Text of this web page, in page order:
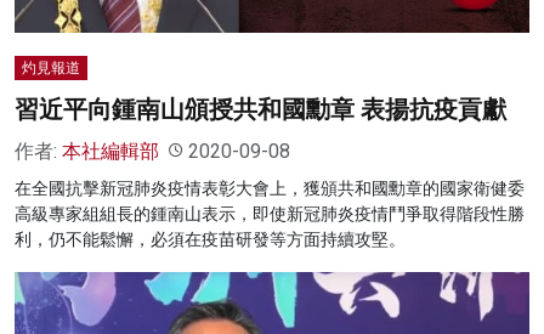
灼見報道
習近平向鍾南山頒授共和國勳章 表揚抗疫貢獻
作者: 本社編輯部 2020-09-08
在全國抗擊新冠肺炎疫情表彰大會上，獲頒共和國勳章的國家衛健委
高級專家組組長的鍾南山表示，即使新冠肺炎疫情鬥爭取得階段性勝
利，仍不能鬆懈，必須在疫苗研發等方面持續攻堅。